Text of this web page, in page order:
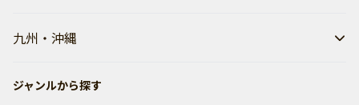
九州・沖縄
ジャンルから探す